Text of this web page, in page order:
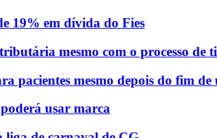
19% em dívida do Fies
mesmo com o processo de
pacientes mesmo depois do fim
usar marca